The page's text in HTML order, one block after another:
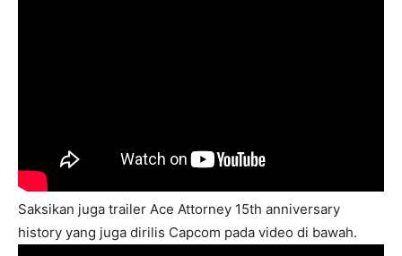
Saksikan juga trailer Ace Attorney 15th anniversary
history yang juga dirilis Capcom pada video di bawah.